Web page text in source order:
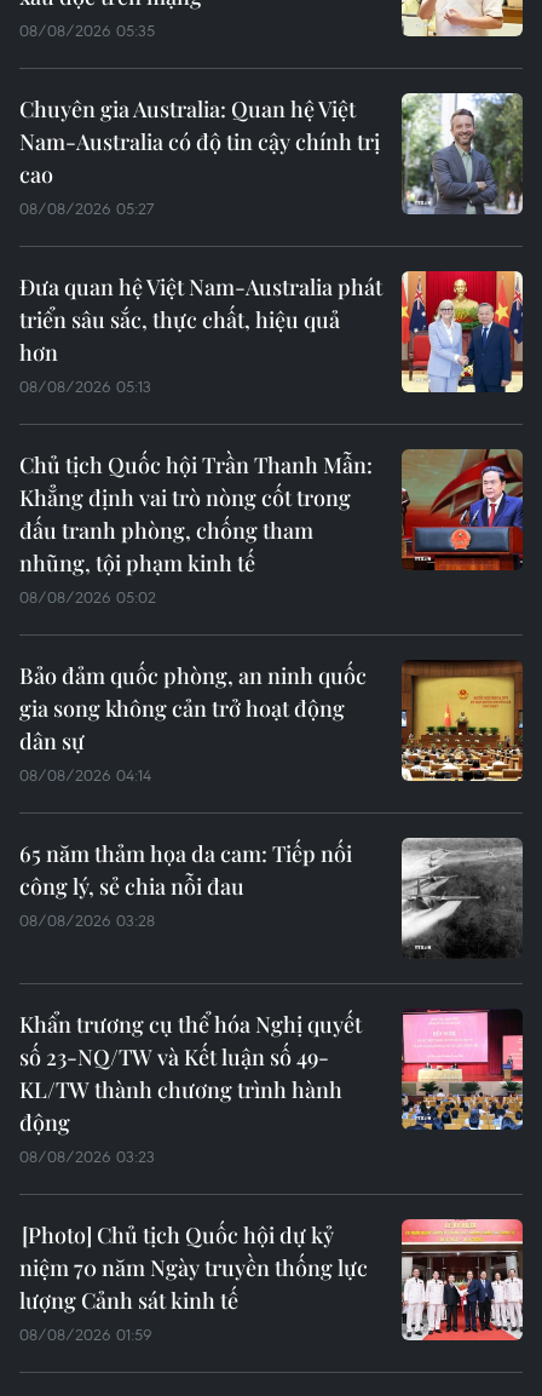
08/08/2026 05:35
Chuyên gia Australia: Quan hệ Việt
Nam-Australia có độ tin cậy chính trị
cao
08/08/2026 05:27
Đưa quan hệ Việt Nam-Australia phát
triển sâu sắc, thực chất, hiệu quả
hơn
08/08/2026 05:13
Chủ tịch Quốc hội Trần Thanh Mẫn:
Khẳng định vai trò nòng cốt trong
đấu tranh phòng, chống tham
nhũng, tội phạm kinh tế
08/08/2026 05:02
Bảo đảm quốc phòng, an ninh quốc
gia song không cản trở hoạt động
dân sự
08/08/2026 04:14
65 năm thảm họa da cam: Tiếp nối
công lý, sẻ chia nỗi đau
08/08/2026 03:28
Khẩn trương cụ thể hóa Nghị quyết
số 23-NQ/TW và Kết luận số 49-
KL/TW thành chương trình hành
động
08/08/2026 03:23
Chủ tịch Quốc hội dự kỷ
niệm 70 năm Ngày truyền thống lực
lượng Cảnh sát kinh tế
08/08/2026 01:59